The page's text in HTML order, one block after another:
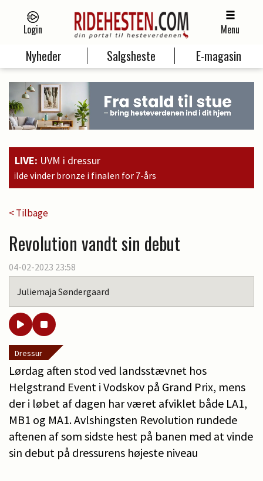
Login Menu
Nyheder Salgsheste E-magasin
LIVE: UVM i dressur
< Tilbage
Revolution vandt sin debut
04-02-2023 23:58
Juliemaja Søndergaard
Dressur
Lørdag aften stod ved landsstævnet hos
Helgstrand Event i Vodskov på Grand Prix, mens
der i løbet af dagen har været afviklet både LA1,
MB1 og MA1. Avlshingsten Revolution rundede
aftenen af som sidste hest på banen med at vinde
sin debut på dressurens højeste niveau